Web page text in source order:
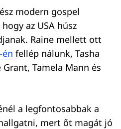
modern gospel
az USA húsz
Raine mellett ott
fellép nálunk, Tasha
Tamela Mann és
a legfontosabbak a
mert őt magát jó